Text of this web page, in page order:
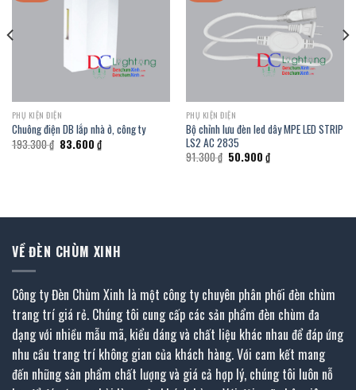
PHỤ KIỆN ĐIỆN
Chuông điện DB lắp nhà ở, công ty
193.300₫ Giá
gốc
83.600 ₫Giá
hiện
PHỤ KIỆN ĐIỆN
Bộ chỉnh lưu đèn led dây MPE LED STRIP
LS2 AC 2835
91.300₫ Giá
gốc
50.900 ₫Giá
hiện
VỀ ĐÈN CHÙM XINH
Công ty Đèn Chùm Xinh là một công ty chuyên phân phối đèn chùm
trang trí giá rẻ. Chúng tôi cung cấp các sản phẩm đèn chùm đa
dạng với nhiều mẫu mã, kiểu dáng và chất liệu khác nhau để đáp ứng
nhu cầu trang trí không gian của khách hàng. Với cam kết mang
đến những sản phẩm chất lượng và giá cả hợp lý, chúng tôi luôn nỗ